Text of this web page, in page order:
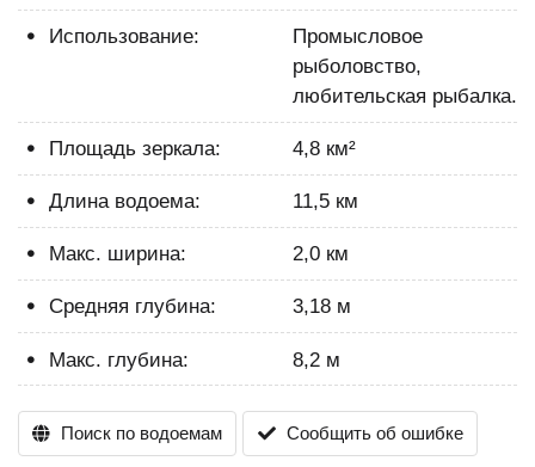
Использование:
Промысловое
рыболовство,
любительская рыбалка.
Площадь зеркала: 4,8 км²
Длина водоема: 11,5 км
Макс. ширина: 2,0 км
Средняя глубина: 3,18 м
Макс. глубина: 8,2 м
Поиск по водоемам Сообщить об ошибке